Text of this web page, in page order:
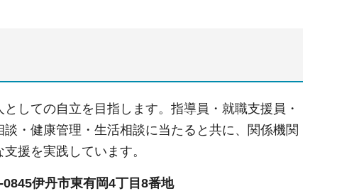
しての自立を目指します。指導員・就職支援員・
・健康管理・生活相談に当たると共に、関係機関
援を実践しています。
0845伊丹市東有岡4丁目8番地